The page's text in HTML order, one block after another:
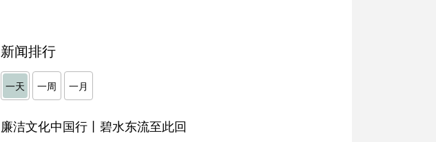
新闻排行
一天 一周 一月
廉洁文化中国行丨碧水东流至此回